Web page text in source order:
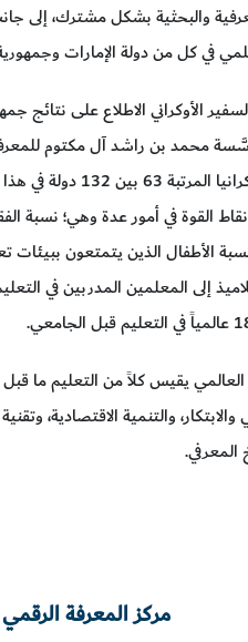
والبحثية بشكل مشترك، إلى
في كل من دولة الإمارات
الأوكراني الاطلاع على نتائج
مؤسَّسة محمد بن راشد آل مكتوم
القوة في أمور عدة وهي؛ نسبة
الأطفال الذين يتمتعون
إلى المعلمين المدربين في
يقيس كلاً من التعليم ما قبل
والتنمية الاقتصادية،
المعرفي.
مركز المعرفة الرقمي